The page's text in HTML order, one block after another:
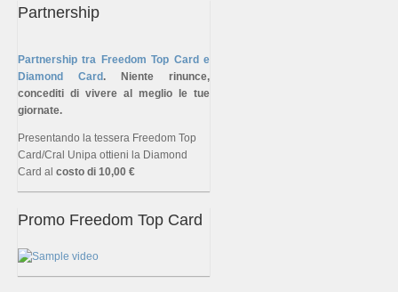
Partnership
Partnership tra Freedom Top Card e
Diamond Card.
Niente rinunce,
concediti di vivere al meglio le tue
giornate.
Presentando la tessera Freedom Top
Card/Cral Unipa ottieni la Diamond
Card al costo di 10,00 €
Promo Freedom Top Card